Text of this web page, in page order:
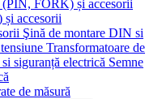
și accesorii
Şină de montare DIN si
Transformatoare de
Semne
de măsură